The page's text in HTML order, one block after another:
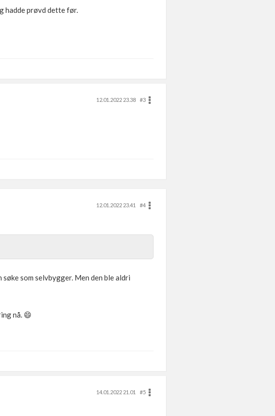
hadde prøvd dette før.
12.01.2022 23.38
#3
12.01.2022 23.41
#4
som selvbygger. Men den ble aldri
nå. 😄
14.01.2022 21.01
#5